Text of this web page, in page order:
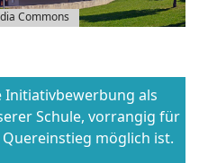
Commons
als
Schule, vorrangig für
möglich ist.